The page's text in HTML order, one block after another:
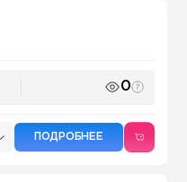
0
ПОДРОБНЕЕ